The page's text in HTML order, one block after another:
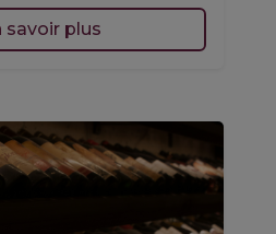
savoir plus